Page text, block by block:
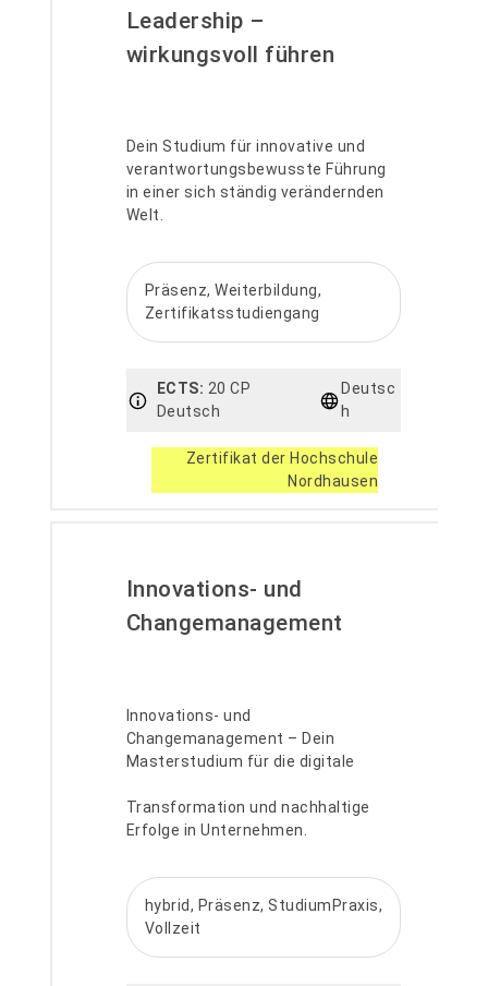
Leadership –
wirkungsvoll führen
Dein Studium für innovative und
verantwortungsbewusste Führung
in einer sich ständig verändernden
Welt.
Präsenz, Weiterbildung,
Zertifikatsstudiengang
ECTS: 20 CP
Deutsch
Deutsc
h
Zertifikat der Hochschule
Nordhausen
Innovations- und
Changemanagement
Innovations- und
Changemanagement – Dein
Masterstudium für die digitale
Transformation und nachhaltige
Erfolge in Unternehmen.
hybrid, Präsenz, StudiumPraxis,
Vollzeit